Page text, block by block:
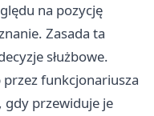
na pozycję
Zasada ta
służbowe.
funkcjonariusza
gdy przewiduje je